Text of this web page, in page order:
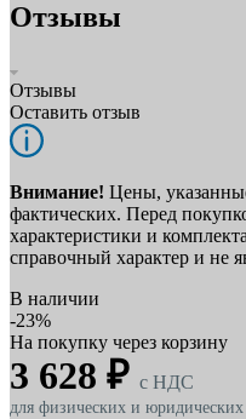
Отзывы
Отзывы
Оставить отзыв
Внимание! Цены,
фактических. Перед
характеристики и
справочный характер и не
В наличии
-23%
На покупку через корзину
3 628 ₽ c НДС
для физических и